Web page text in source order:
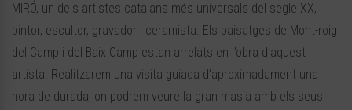
MIRÓ, un dels artistes catalans més universals del segle XX,
pintor, escultor, gravador i ceramista. Els paisatges de Mont-roig
del Camp i del Baix Camp estan arrelats en l’obra d’aquest
artista. Realitzarem una visita guiada d’aproximadament una
hora de durada, on podrem veure la gran masia amb els seus